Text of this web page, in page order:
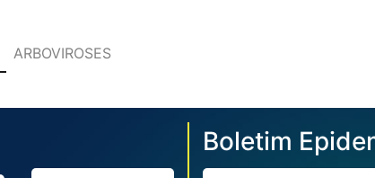
ARBOVIROSES
Boletim